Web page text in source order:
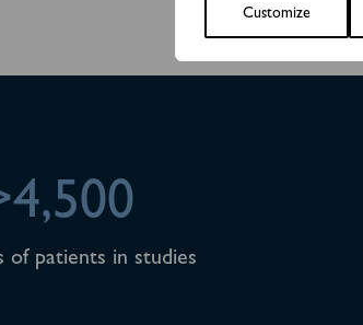
Customize
of patients in studies